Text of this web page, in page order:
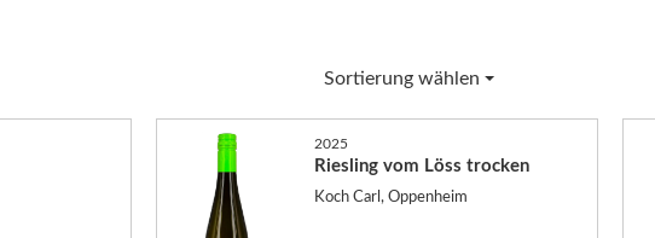
Sortierung wählen
2025
Riesling vom Löss trocken
Koch Carl, Oppenheim